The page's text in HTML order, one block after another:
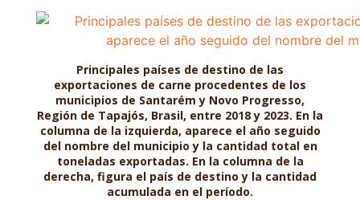
Principales países de destino de las
exportaciones de carne procedentes de los
municipios de Santarém y Novo Progresso,
Región de Tapajós, Brasil, entre 2018 y 2023. En la
columna de la izquierda, aparece el año seguido
del nombre del municipio y la cantidad total en
toneladas exportadas. En la columna de la
derecha, figura el país de destino y la cantidad
acumulada en el período.